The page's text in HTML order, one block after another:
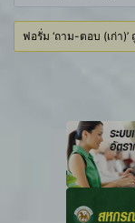
ฟอรั่ม ‘ถาม-ตอบ (เก่า